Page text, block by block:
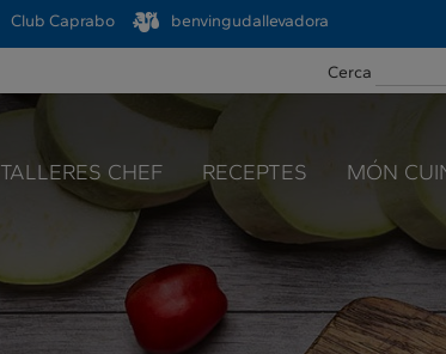
Club Caprabo benvingudallevadora
Cerca
TALLERES CHEF RECEPTES MÓN